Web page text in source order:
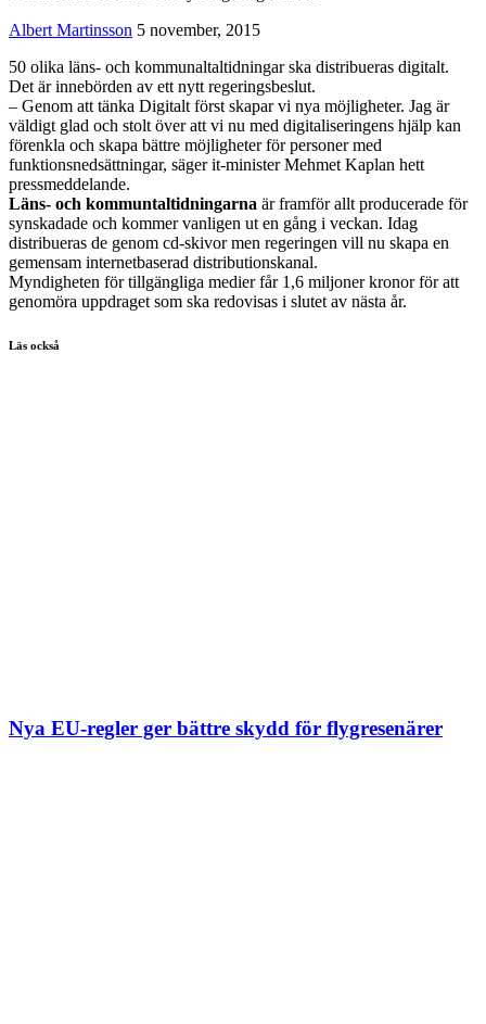
Albert Martinsson 5 november, 2015
50 olika läns- och kommunaltaltidningar ska distribueras digitalt.
Det är innebörden av ett nytt regeringsbeslut.
– Genom att tänka Digitalt först skapar vi nya möjligheter. Jag är
väldigt glad och stolt över att vi nu med digitaliseringens hjälp kan
förenkla och skapa bättre möjligheter för personer med
funktionsnedsättningar, säger it-minister Mehmet Kaplan hett
pressmeddelande.
Läns- och kommuntaltidningarna är framför allt producerade för
synskadade och kommer vanligen ut en gång i veckan. Idag
distribueras de genom cd-skivor men regeringen vill nu skapa en
gemensam internetbaserad distributionskanal.
Myndigheten för tillgängliga medier får 1,6 miljoner kronor för att
genomöra uppdraget som ska redovisas i slutet av nästa år.
Läs också
Nya EU-regler ger bättre skydd för flygresenärer